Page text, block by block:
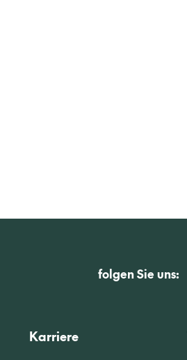
folgen Sie uns:
Karriere